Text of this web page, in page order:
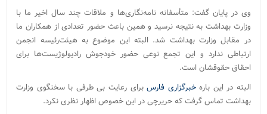
وی در پایان گفت: متأسفانه نامه‌نگاری‌ها و ملاقات چند سال اخیر ما با
وزارت بهداشت به نتیجه‌ نرسید و همین باعث حضور تعدادی از همکاران ما
در مقابل وزارت بهداشت شد. البته این موضوع به هیئت‌رئیسه انجمن
ارتباطی ندارد و این تجمع نوعی حضور خودجوش رادیولوژیست‌ها برای
احقاق حقوقشان است.
البته در این بارهخبرگزاری فارسبرای رعایت بی طرفی با سخنگوی وزارت
بهداشت تماس گرفت که حریرچی در این خصوص اظهار نظری نکرد.